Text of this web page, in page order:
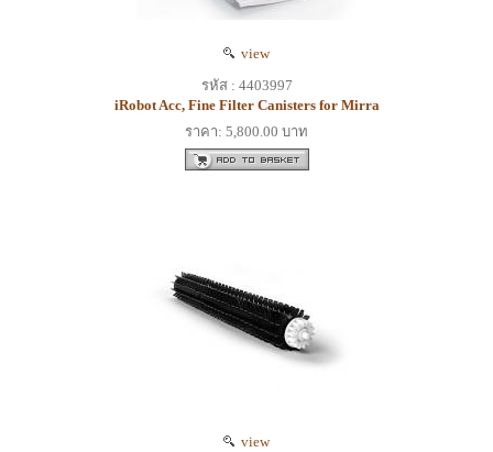
view
รหัส : 4403997
iRobot Acc, Fine Filter Canisters for Mirra
ราคา: 5,800.00 บาท
view